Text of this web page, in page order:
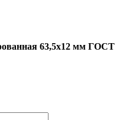
63,5х12 мм ГОСТ